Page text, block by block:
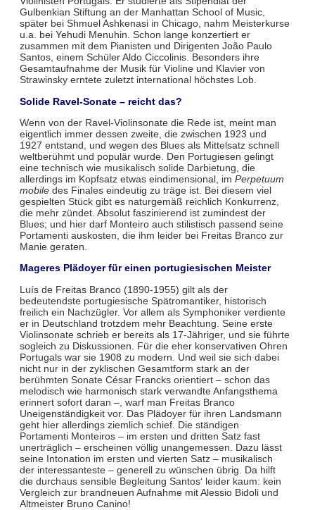
Gulbenkian Stiftung an der Manhattan School of Music,
später bei Shmuel Ashkenasi in Chicago, nahm Meisterkurse
u.a. bei Yehudi Menuhin. Schon lange konzertiert er
zusammen mit dem Pianisten und Dirigenten João Paulo
Santos, einem Schüler Aldo Ciccolinis. Besonders ihre
Gesamtaufnahme der Musik für Violine und Klavier von
Strawinsky erntete zuletzt international höchstes Lob.
Solide Ravel-Sonate – reicht das?
Wenn von der Ravel-Violinsonate die Rede ist, meint man
eigentlich immer dessen zweite, die zwischen 1923 und
1927 entstand, und wegen des Blues als Mittelsatz schnell
weltberühmt und populär wurde. Den Portugiesen gelingt
eine technisch wie musikalisch solide Darbietung, die
allerdings im Kopfsatz etwas eindimensional, im Perpetuum
mobiledes Finales eindeutig zu träge ist. Bei diesem viel
gespielten Stück gibt es naturgemäß reichlich Konkurrenz,
die mehr zündet. Absolut faszinierend ist zumindest der
Blues; und hier darf Monteiro auch stilistisch passend seine
Portamenti auskosten, die ihm leider bei Freitas Branco zur
Manie geraten.
Mageres Plädoyer für einen portugiesischen Meister
Luís de Freitas Branco (1890-1955) gilt als der
bedeutendste portugiesische Spätromantiker, historisch
freilich ein Nachzügler. Vor allem als Symphoniker verdiente
er in Deutschland trotzdem mehr Beachtung. Seine erste
Violinsonate schrieb er bereits als 17-Jähriger, und sie führte
sogleich zu Diskussionen. Für die eher konservativen Ohren
Portugals war sie 1908 zu modern. Und weil sie sich dabei
nicht nur in der zyklischen Gesamtform stark an der
berühmten Sonate César Francks orientiert – schon das
melodisch wie harmonisch stark verwandte Anfangsthema
erinnert sofort daran –, warf man Freitas Branco
Uneigenständigkeit vor. Das Plädoyer für ihren Landsmann
geht hier allerdings ziemlich schief. Die ständigen
Portamenti Monteiros – im ersten und dritten Satz fast
unerträglich – erscheinen völlig unangemessen. Dazu lässt
seine Intonation im ersten und vierten Satz – musikalisch
der interessanteste – generell zu wünschen übrig. Da hilft
die durchaus sensible Begleitung Santos‘ leider kaum: kein
Vergleich zur brandneuen Aufnahme mit Alessio Bidoli und
Altmeister Bruno Canino!